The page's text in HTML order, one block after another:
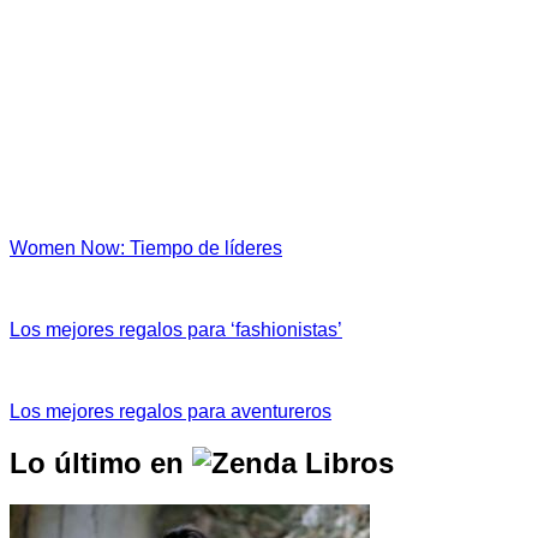
Women Now: Tiempo de líderes
Los mejores regalos para ‘fashionistas’
Los mejores regalos para aventureros
Lo último en